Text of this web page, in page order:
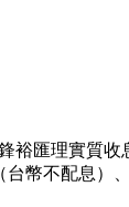
裕匯理實質
幣不配息）